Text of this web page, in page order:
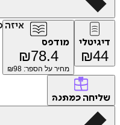
איזה
דיגיטלי
₪44
מודפס
₪78.4
מחיר על הספר: ₪ 98
שליחה כמתנה